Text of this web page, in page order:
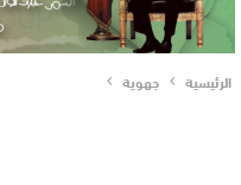
الرئيسية جهوية